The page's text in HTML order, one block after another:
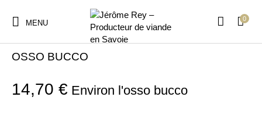
MENU
0
OSSO BUCCO
14,70€ Environ l'osso bucco